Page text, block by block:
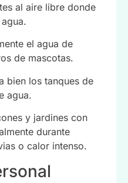
al aire libre donde
el agua de
de mascotas.
bien los tanques de
agua.
y jardines con
durante
o calor intenso.